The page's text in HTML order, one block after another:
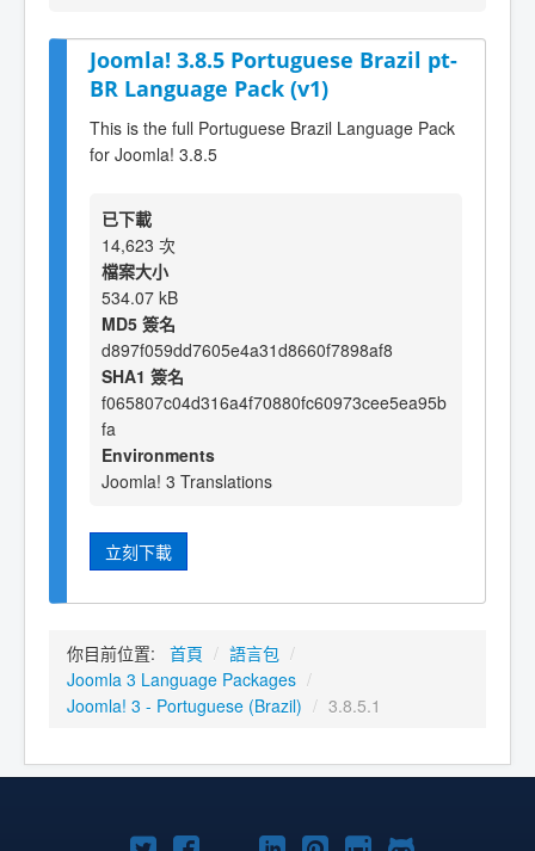
Joomla! 3.8.5 Portuguese Brazil pt-
BR Language Pack (v1)
This is the full Portuguese Brazil Language Pack
for Joomla! 3.8.5
已下載
14,623 次
檔案大小
534.07 kB
MD5 簽名
d897f059dd7605e4a31d8660f7898af8
SHA1 簽名
f065807c04d316a4f70880fc60973cee5ea95b
fa
Environments
Joomla! 3 Translations
立刻下載
你目前位置: 首頁 / 語言包 /
Joomla 3 Language Packages /
Joomla! 3 - Portuguese (Brazil) / 3.8.5.1